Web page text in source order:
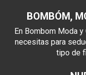
BOMBÓM,
En Bombom Moda
necesitas para
tipo de